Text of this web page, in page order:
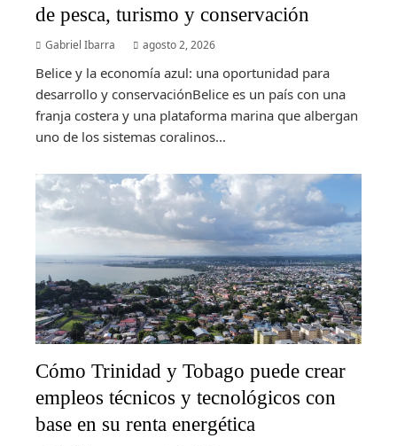
de pesca, turismo y conservación
Gabriel Ibarra agosto 2, 2026
Belice y la economía azul: una oportunidad para
desarrollo y conservaciónBelice es un país con una
franja costera y una plataforma marina que albergan
uno de los sistemas coralinos...
Cómo Trinidad y Tobago puede crear
empleos técnicos y tecnológicos con
base en su renta energética